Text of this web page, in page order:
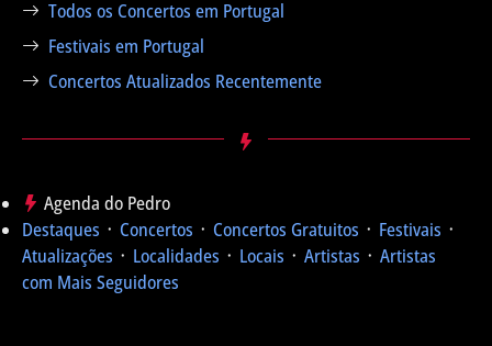
Todos os Concertos em Portugal
Festivais em Portugal
Concertos Atualizados Recentemente
Agenda do Pedro
Destaques ᛫ Concertos ᛫ Concertos Gratuitos ᛫ Festivais ᛫
Atualizações ᛫ Localidades ᛫ Locais ᛫ Artistas ᛫ Artistas
com Mais Seguidores